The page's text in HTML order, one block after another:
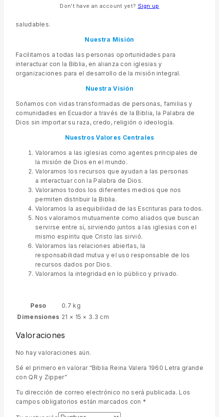
comunidad con el propósito de incidir en cambios de
saludables.
Nuestra Misión
Facilitamos a todas las personas oportunidades para
interactuar con la Biblia, en alianza con iglesias y
organizaciones para el desarrollo de la misión integral.
Nuestra Visión
Soñamos con vidas transformadas de personas, familias y
comunidades en Ecuador a través de la Biblia, la Palabra de
Dios sin importar su raza, credo, religión o ideología.
Nuestros Valores Centrales
Valoramos a las iglesias como agentes principales de
la misión de Dios en el mundo.
Valoramos los recursos que ayudan a las personas
a interactuar con la Palabra de Dios.
Valoramos todos los diferentes medios que nos
permiten distribuir la Biblia.
Valoramos la asequibilidad de las Escrituras para todos.
Nos valoramos mutuamente como aliados que buscan
servirse entre sí, sirviendo juntos a las iglesias con el
mismo espíritu que Cristo las sirvió.
Valoramos las relaciones abiertas, la
responsabilidad mutua y el uso responsable de los
recursos dados por Dios.
Valoramos la integridad en lo público y privado.
Peso
0.7 kg
Dimensiones 21 × 15 × 3.3 cm
Valoraciones
No hay valoraciones aún.
Sé el primero en valorar “Biblia Reina Valera 1960 Letra grande
con QR y Zipper”
Tu dirección de correo electrónico no será publicada. Los
campos obligatorios están marcados con *
Don't have an account yet? Sign up